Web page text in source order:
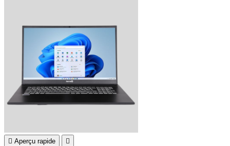
 Aperçu rapide 